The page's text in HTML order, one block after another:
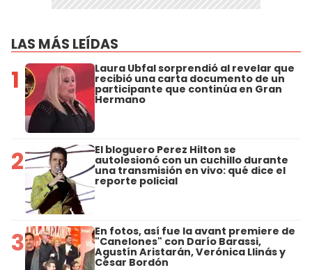
LAS MÁS LEÍDAS
1 Laura Ubfal sorprendió al revelar que
recibió una carta documento de un
participante que continúa en Gran
Hermano
2 El bloguero Perez Hilton se
autolesionó con un cuchillo durante
una transmisión en vivo: qué dice el
reporte policial
3 En fotos, así fue la avant premiere de
"Canelones" con Darío Barassi,
Agustín Aristarán, Verónica Llinás y
César Bordón